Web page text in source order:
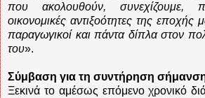
που ακολουθούν, συνεχίζουμε,
οικονομικές αντιξοότητες της
παραγωγικοί και πάντα δίπλα στον
του».
Σύμβαση για τη συντήρηση
Ξεκινά το αμέσως επόμενο χρονικό